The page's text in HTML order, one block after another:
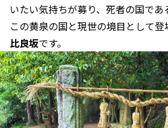
いたい気持ちが募り、死者の国であ
この黄泉の国と現世の境目として登
比良坂です。